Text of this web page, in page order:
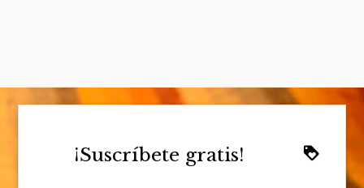
loyalty
¡Suscríbete gratis!